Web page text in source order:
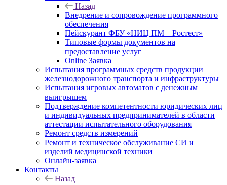
Назад
Внедрение и сопровождение программного
обеспечения
Пейскурант ФБУ «НИЦ ПМ – Ростест»
Типовые формы документов на
предоставление услуг
Online Заявка
Испытания программных средств продукции
железнодорожного транспорта и инфраструктуры
Испытания игровых автоматов с денежным
выигрышем
Подтверждение компетентности юридических лиц
и индивидуальных предпринимателей в области
аттестации испытательного оборудования
Ремонт средств измерений
Ремонт и техническое обслуживание СИ и
изделий медицинской техники
Онлайн-заявка
Контакты
Назад